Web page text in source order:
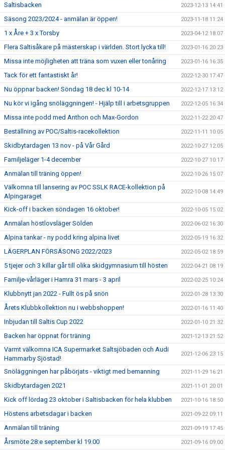
Saltisbacken 2023-12-13 14:41
Säsong 2023/2024 - anmälan är öppen! 2023-11-18 11:24
1 x Åre + 3 x Torsby 2023-04-12 18:07
Flera Saltisåkare på mästerskap i världen. Stort lycka till! 2023-01-16 20:23
Missa inte möjligheten att träna som vuxen eller tonåring 2023-01-16 16:35
Tack för ett fantastiskt år! 2022-12-30 17:47
Nu öppnar backen! Söndag 18 dec kl 10-14 2022-12-17 13:12
Nu kör vi igång snöläggningen! - Hjälp till i arbetsgruppen 2022-12-05 16:34
Missa inte podd med Anthon och Max-Gordon 2022-11-22 20:47
Beställning av POC/Saltis-racekollektion 2022-11-11 10:05
Skidbytardagen 13 nov - på Vår Gård 2022-10-27 12:05
Familjeläger 1-4 december 2022-10-27 10:17
Anmälan till träning öppen! 2022-10-26 15:07
Välkomna till lansering av POC SSLK RACE-kollektion på
Alpingaraget
2022-10-08 14:49
Kick-off i backen söndagen 16 oktober! 2022-10-05 15:02
Anmälan höstlovsläger Sölden 2022-06-02 16:30
Alpina tankar - ny podd kring alpina livet 2022-05-19 16:32
LÄGERPLAN FÖRSÄSONG 2022/2023 2022-05-02 18:59
5 tjejer och 3 killar går till olika skidgymnasium till hösten 2022-04-21 08:19
Familje-vårläger i Hamra 31 mars - 3 april 2022-02-25 10:24
Klubbnytt jan 2022 - Fullt ös på snön 2022-01-28 13:30
Årets Klubbkollektion nu i webbshoppen! 2022-01-16 11:40
Inbjudan till Saltis Cup 2022 2022-01-10 21:32
Backen har öppnat för träning 2021-12-13 21:52
Varmt välkomna ICA Supermarket Saltsjöbaden och Audi
Hammarby Sjöstad!
2021-12-06 23:15
Snöläggningen har påbörjats - viktigt med bemanning 2021-11-29 16:21
Skidbytardagen 2021 2021-11-01 20:01
Kick off lördag 23 oktober i Saltisbacken för hela klubben 2021-10-16 18:50
Höstens arbetsdagar i backen 2021-09-22 09:11
Anmälan till träning 2021-09-19 17:45
Årsmöte 28:e september kl 19.00 2021-09-16 09:00